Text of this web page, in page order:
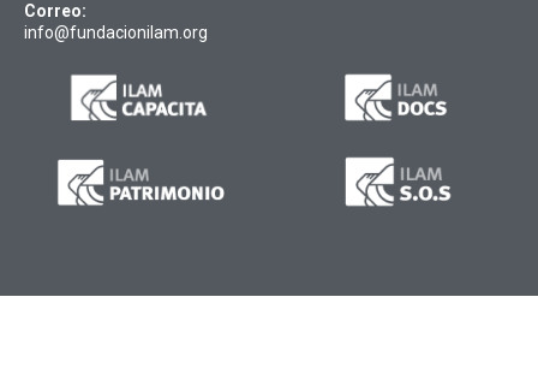
Correo:
info@fundacionilam.org